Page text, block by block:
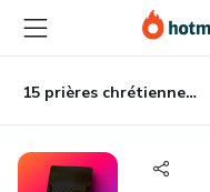
vers
contenu
principal
vers
bas
de
15 prières chrétiennes pour rechercher les bénédictions de Dieu pour votre vie